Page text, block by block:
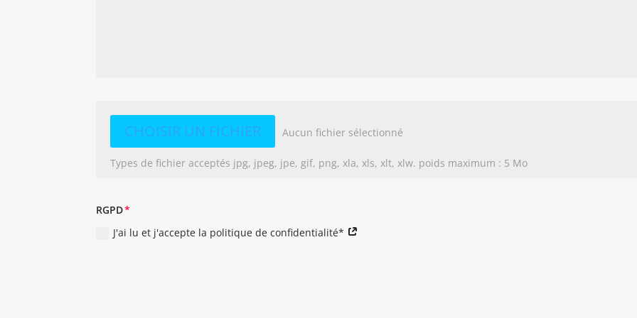
File Input
CHOISIR UN FICHIER Aucun fichier sélectionné
Types de fichier acceptés jpg, jpeg, jpe, gif, png, xla, xls, xlt, xlw. poids maximum : 5 Mo
RGPD
J'ai lu et j'accepte la politique de confidentialité*